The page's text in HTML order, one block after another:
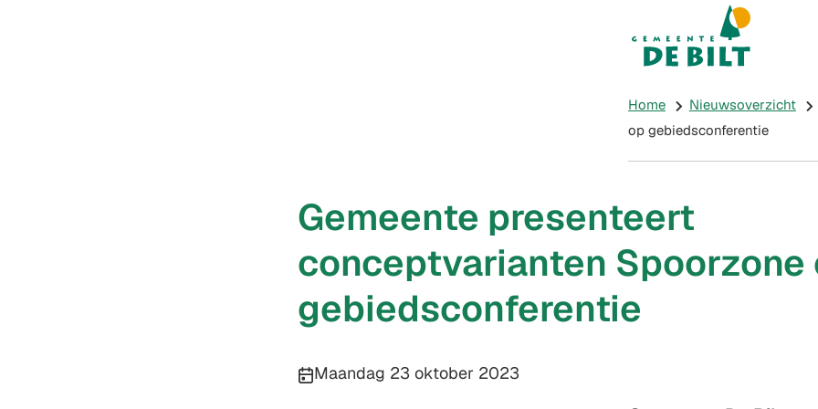
Mijn De Bilt
(Verwijst naar
Home Nieuwsoverzicht
op gebiedsconferentie
Gemeente presenteert
conceptvarianten Spoorzone
gebiedsconferentie
Publicatiedatum:
Maandag 23 oktober 2023